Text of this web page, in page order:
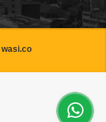
wasi.co